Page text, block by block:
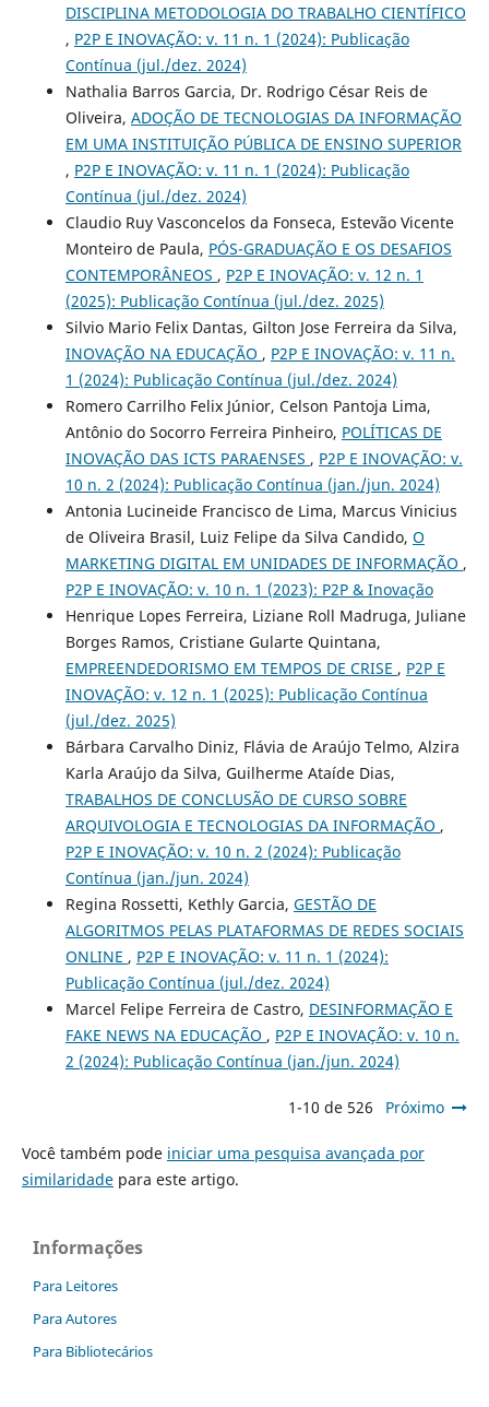
DISCIPLINA METODOLOGIA DO TRABALHO CIENTÍFICO
, P2P E INOVAÇÃO: v. 11 n. 1 (2024): Publicação
Contínua (jul./dez. 2024)
Nathalia Barros Garcia, Dr. Rodrigo César Reis de
Oliveira, ADOÇÃO DE TECNOLOGIAS DA INFORMAÇÃO
EM UMA INSTITUIÇÃO PÚBLICA DE ENSINO SUPERIOR
, P2P E INOVAÇÃO: v. 11 n. 1 (2024): Publicação
Contínua (jul./dez. 2024)
Claudio Ruy Vasconcelos da Fonseca, Estevão Vicente
Monteiro de Paula, PÓS-GRADUAÇÃO E OS DESAFIOS
CONTEMPORÂNEOS , P2P E INOVAÇÃO: v. 12 n. 1
(2025): Publicação Contínua (jul./dez. 2025)
Silvio Mario Felix Dantas, Gilton Jose Ferreira da Silva,
INOVAÇÃO NA EDUCAÇÃO , P2P E INOVAÇÃO: v. 11 n.
1 (2024): Publicação Contínua (jul./dez. 2024)
Romero Carrilho Felix Júnior, Celson Pantoja Lima,
Antônio do Socorro Ferreira Pinheiro, POLÍTICAS DE
INOVAÇÃO DAS ICTS PARAENSES , P2P E INOVAÇÃO: v.
10 n. 2 (2024): Publicação Contínua (jan./jun. 2024)
Antonia Lucineide Francisco de Lima, Marcus Vinicius
de Oliveira Brasil, Luiz Felipe da Silva Candido, O
MARKETING DIGITAL EM UNIDADES DE INFORMAÇÃO ,
P2P E INOVAÇÃO: v. 10 n. 1 (2023): P2P & Inovação
Henrique Lopes Ferreira, Liziane Roll Madruga, Juliane
Borges Ramos, Cristiane Gularte Quintana,
EMPREENDEDORISMO EM TEMPOS DE CRISE , P2P E
INOVAÇÃO: v. 12 n. 1 (2025): Publicação Contínua
(jul./dez. 2025)
Bárbara Carvalho Diniz, Flávia de Araújo Telmo, Alzira
Karla Araújo da Silva, Guilherme Ataíde Dias,
TRABALHOS DE CONCLUSÃO DE CURSO SOBRE
ARQUIVOLOGIA E TECNOLOGIAS DA INFORMAÇÃO ,
P2P E INOVAÇÃO: v. 10 n. 2 (2024): Publicação
Contínua (jan./jun. 2024)
Regina Rossetti, Kethly Garcia, GESTÃO DE
ALGORITMOS PELAS PLATAFORMAS DE REDES SOCIAIS
ONLINE , P2P E INOVAÇÃO: v. 11 n. 1 (2024):
Publicação Contínua (jul./dez. 2024)
Marcel Felipe Ferreira de Castro, DESINFORMAÇÃO E
FAKE NEWS NA EDUCAÇÃO , P2P E INOVAÇÃO: v. 10 n.
2 (2024): Publicação Contínua (jan./jun. 2024)
1-10 de 526 Próximo
Você também pode iniciar uma pesquisa avançada por
similaridadepara este artigo.
Informações
Para Leitores
Para Autores
Para Bibliotecários